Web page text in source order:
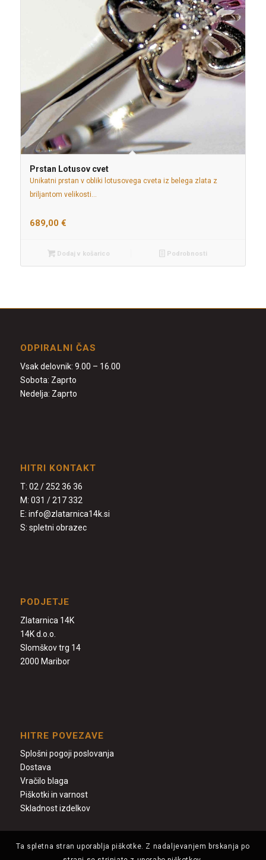
Prstan Lotusov cvet
Unikatni prstan v obliki lotusovega cveta iz belega zlata z
briljantom velikosti…
689,00 €
Dodaj v košarico Podrobnosti
ODPIRALNI ČAS
Vsak delovnik: 9.00 – 16.00
Sobota: Zaprto
Nedelja: Zaprto
HITRI KONTAKT
T: 02 / 252 36 36
M: 031 / 217 332
E: info@zlatarnica14k.si
S: spletni obrazec
PODJETJE
Zlatarnica 14K
14K d.o.o.
Slomškov trg 14
2000 Maribor
HITRE POVEZAVE
Splošni pogoji poslovanja
Dostava
Vračilo blaga
Piškotki in varnost
Skladnost izdelkov
Ta spletna stran uporablja piškotke. Z nadaljevanjem brskanja po